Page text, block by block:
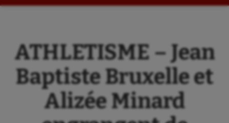
ATHLETISME – Jean
Baptiste Bruxelle et
Alizée Minard